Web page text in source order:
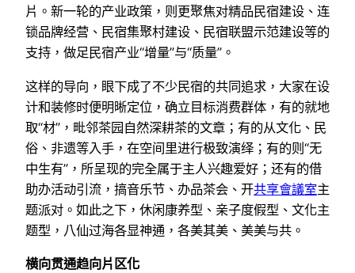
片。新一轮的产业政策，则更聚焦对精品民宿建设、连
锁品牌经营、民宿集聚村建设、民宿联盟示范建设等的
支持，做足民宿产业“增量”与“质量”。
这样的导向，眼下成了不少民宿的共同追求，大家在设
计和装修时便明晰定位，确立目标消费群体，有的就地
取“材”，毗邻茶园自然深耕茶的文章；有的从文化、民
俗、非遗等入手，在空间里进行极致演绎；有的则“无
中生有”，所呈现的完全属于主人兴趣爱好；还有的借
助办活动引流，搞音乐节、办品茶会、开共享會議室主
题派对。如此之下，休闲康养型、亲子度假型、文化主
题型，八仙过海各显神通，各美其美、美美与共。
横向贯通趋向片区化